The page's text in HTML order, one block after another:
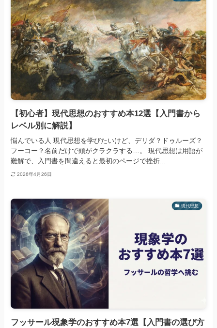
【初心者】現代思想のおすすめ本12選【入門書から
レベル別に解説】
悩んでいる人 現代思想を学びたいけど、デリダ？ドゥルーズ？
フーコー？名前だけで頭がクラクラする…。 現代思想は用語が
難解で、入門書を間違えると最初のページで挫折...
2026年4月26日
現代思想
フッサール現象学のおすすめ本7選【入門書の選び方